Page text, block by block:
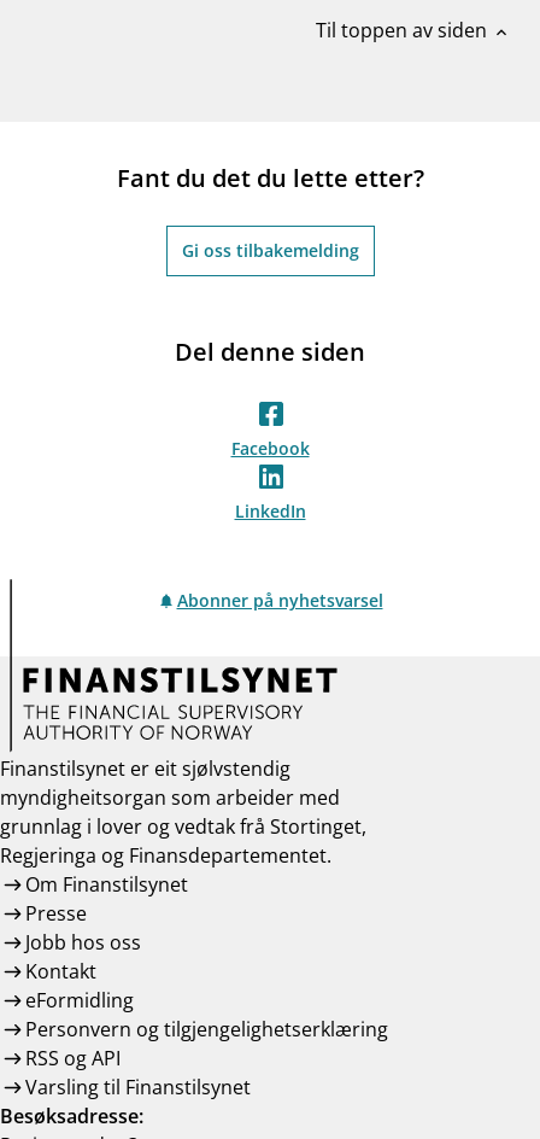
Til toppen av siden expand_less
Fant du det du lette etter?
Gi oss tilbakemelding
Del denne siden
Facebook
LinkedIn
Abonner på nyhetsvarsel
Finanstilsynet er eit sjølvstendig
myndigheitsorgan som arbeider med
grunnlag i lover og vedtak frå Stortinget,
Regjeringa og Finansdepartementet.
Om Finanstilsynet
Presse
Jobb hos oss
Kontakt
eFormidling
Personvern og tilgjengelighetserklæring
RSS og API
Varsling til Finanstilsynet
Besøksadresse: